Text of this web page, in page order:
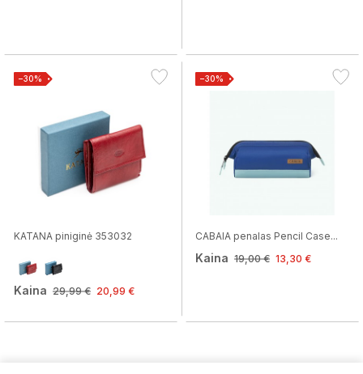
−30%
KATANA piniginė 353032
Kaina 29,99 € 20,99 €
−30%
CABAIA penalas Pencil Case...
Kaina 19,00 € 13,30 €